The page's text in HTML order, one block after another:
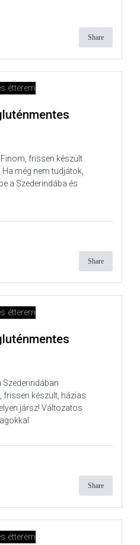
Share
frissen készült
Ha még nem tudjátok,
a Szederindába és
Share
frissen készült, házias
jársz! Változatos
Share